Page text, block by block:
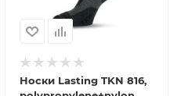
Носки Lasting TKN 816,